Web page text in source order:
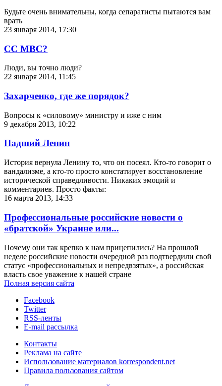
Будьте очень внимательны, когда сепаратисты пытаются вам
врать
23 января 2014, 17:30
СС МВС?
Люди, вы точно люди?
22 января 2014, 11:45
Захарченко, где же порядок?
Вопросы к «силовому» министру и иже с ним
9 декабря 2013, 10:22
Падший Ленин
История вернула Ленину то, что он посеял. Кто-то говорит о
вандализме, а кто-то просто констатирует восстановление
исторической справедливости. Никаких эмоций и
комментариев. Просто факты:
16 марта 2013, 14:33
Профессиональные российские новости о
«братской» Украине или...
Почему они так крепко к нам прицепились? На прошлой
неделе российские новости очередной раз подтвердили свой
статус «профессиональных и непредвзятых», а российская
власть свое уважение к нашей стране
Полная версия сайта
Facebook
Twitter
RSS-ленты
E-mail рассылка
Контакты
Реклама на сайте
Использование материалов korrespondent.net
Правила пользования сайтом